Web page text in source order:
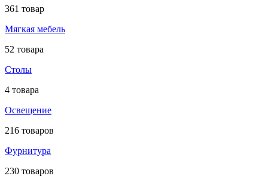
361 товар
Мягкая мебель
52 товара
Столы
4 товара
Освещение
216 товаров
Фурнитура
230 товаров